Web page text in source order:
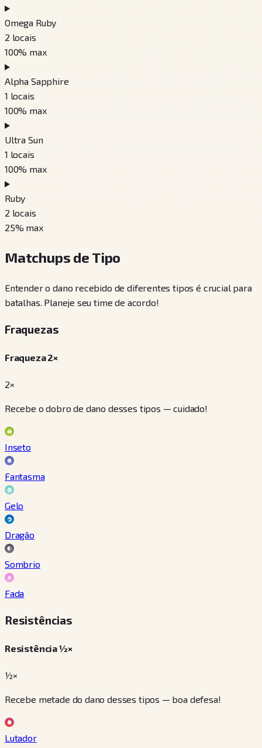
Omega Ruby
2 locais
100% max
Alpha Sapphire
1 locais
100% max
Ultra Sun
1 locais
100% max
Ruby
2 locais
25% max
Matchups de Tipo
Entender o dano recebido de diferentes tipos é crucial para
batalhas. Planeje seu time de acordo!
Fraquezas
Fraqueza 2×
2×
Recebe o dobro de dano desses tipos — cuidado!
Inseto
Fantasma
Gelo
Dragão
Sombrio
Fada
Resistências
Resistência ½×
½×
Recebe metade do dano desses tipos — boa defesa!
Lutador